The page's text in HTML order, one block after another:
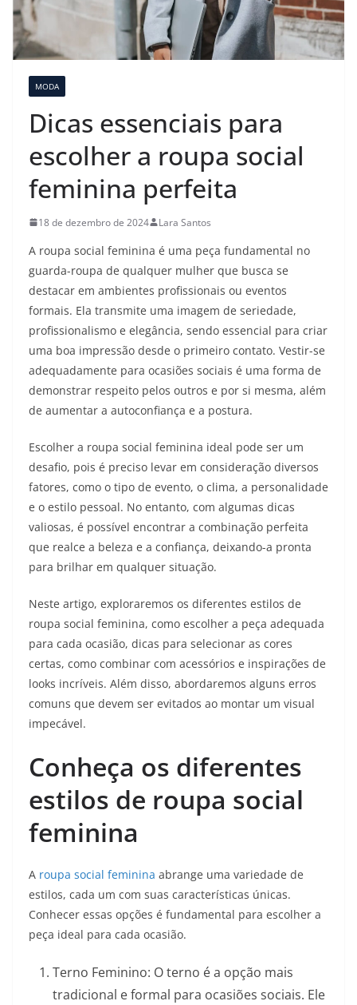
MODA
Dicas essenciais para
escolher a roupa social
feminina perfeita
18 de dezembro de 2024 Lara Santos
A roupa social feminina é uma peça fundamental no
guarda-roupa de qualquer mulher que busca se
destacar em ambientes profissionais ou eventos
formais. Ela transmite uma imagem de seriedade,
profissionalismo e elegância, sendo essencial para criar
uma boa impressão desde o primeiro contato. Vestir-se
adequadamente para ocasiões sociais é uma forma de
demonstrar respeito pelos outros e por si mesma, além
de aumentar a autoconfiança e a postura.
Escolher a roupa social feminina ideal pode ser um
desafio, pois é preciso levar em consideração diversos
fatores, como o tipo de evento, o clima, a personalidade
e o estilo pessoal. No entanto, com algumas dicas
valiosas, é possível encontrar a combinação perfeita
que realce a beleza e a confiança, deixando-a pronta
para brilhar em qualquer situação.
Neste artigo, exploraremos os diferentes estilos de
roupa social feminina, como escolher a peça adequada
para cada ocasião, dicas para selecionar as cores
certas, como combinar com acessórios e inspirações de
looks incríveis. Além disso, abordaremos alguns erros
comuns que devem ser evitados ao montar um visual
impecável.
Conheça os diferentes
estilos de roupa social
feminina
A roupa social feminina abrange uma variedade de
estilos, cada um com suas características únicas.
Conhecer essas opções é fundamental para escolher a
peça ideal para cada ocasião.
Terno Feminino: O terno é a opção mais
tradicional e formal para ocasiões sociais. Ele